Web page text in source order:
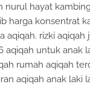
nurul hayat
harga konsentrat
aqiqah. rizki aqiqah
aqiqah untuk anak
rumah aqiqah
aqiqah anak laki